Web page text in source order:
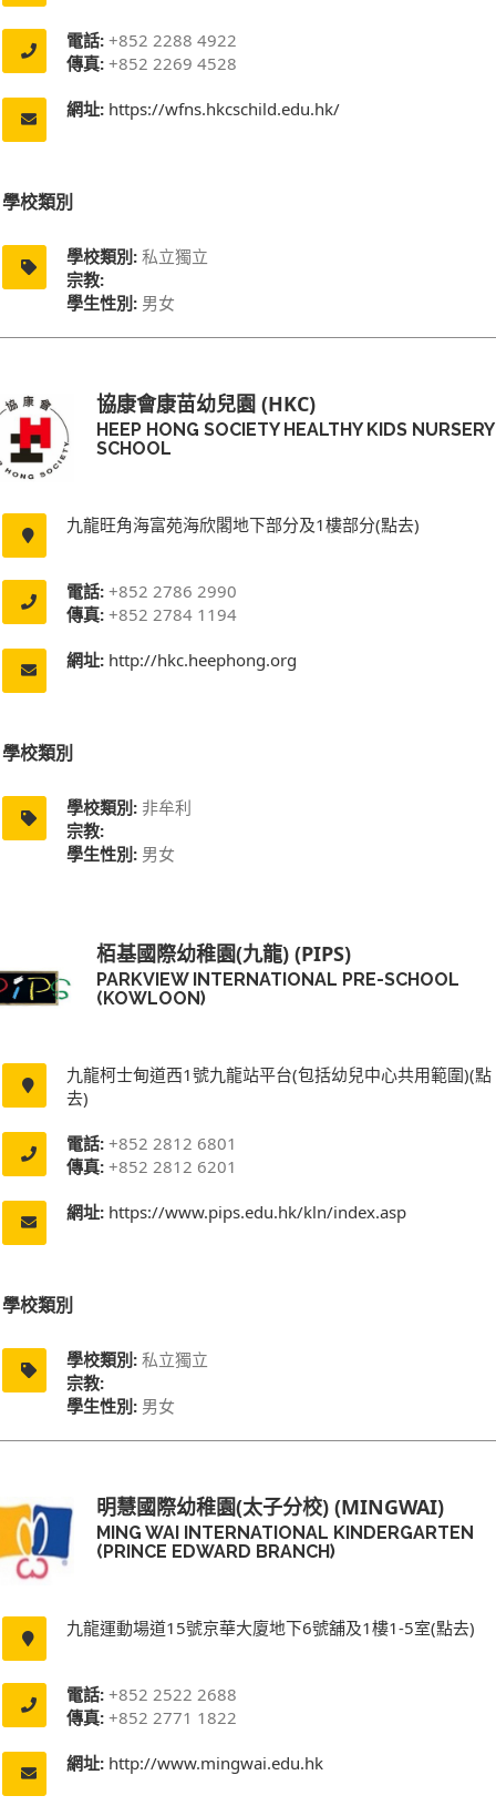
電話: +852 2288 4922
傳真: +852 2269 4528
網址: https://wfns.hkcschild.edu.hk/
學校類別
學校類別: 私立獨立
宗教:
學生性別: 男女
協康會康苗幼兒園 (HKC)
HEEP HONG SOCIETY HEALTHY KIDS NURSERY
SCHOOL
九龍旺角海富苑海欣閣地下部分及1樓部分(點去)
電話: +852 2786 2990
傳真: +852 2784 1194
網址: http://hkc.heephong.org
學校類別
學校類別: 非牟利
宗教:
學生性別: 男女
栢基國際幼稚園(九龍) (PIPS)
PARKVIEW INTERNATIONAL PRE-SCHOOL
(KOWLOON)
九龍柯士甸道西1號九龍站平台(包括幼兒中心共用範圍)(點
去)
電話: +852 2812 6801
傳真: +852 2812 6201
網址: https://www.pips.edu.hk/kln/index.asp
學校類別
學校類別: 私立獨立
宗教:
學生性別: 男女
明慧國際幼稚園(太子分校) (MINGWAI)
MING WAI INTERNATIONAL KINDERGARTEN
(PRINCE EDWARD BRANCH)
九龍運動場道15號京華大廈地下6號舖及1樓1-5室(點去)
電話: +852 2522 2688
傳真: +852 2771 1822
網址: http://www.mingwai.edu.hk